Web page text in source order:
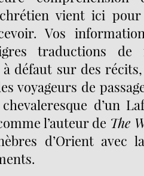
vient ici
Vos
traductions de
défaut sur des
voyageurs de
d’un
l’auteur de The
d’Orient avec